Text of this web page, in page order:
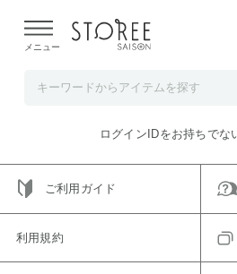
よる配送遅延が発生しております。
メニュー
ご指定のアイテムは取り扱い終了
トップへ戻る
ログインIDをお持ちでな
ご利用ガイド
利用規約